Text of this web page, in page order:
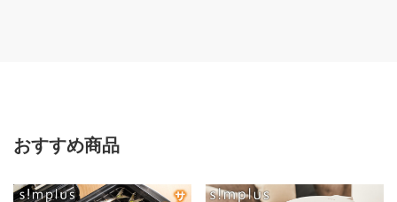
おすすめ商品